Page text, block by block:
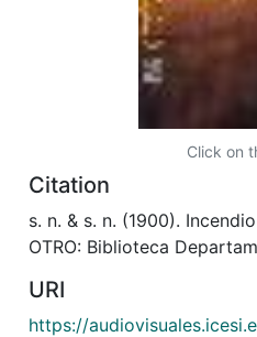
Click on
Citation
s. n. & s. n. (1900).
OTRO: Biblioteca
URI
https://